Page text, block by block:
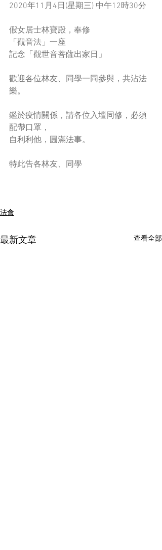
2020年11月4日(星期三) 中午12時30分
假女居士林寶殿，奉修
「觀音法」一座
記念「觀世音菩薩出家日」
歡迎各位林友、同學一同參與，共沾法
樂。
鑑於疫情關係，請各位入壇同修，必須
配帶口罩，
自利利他，圓滿法事。
特此告各林友、同學
法會
最新文章 查看全部